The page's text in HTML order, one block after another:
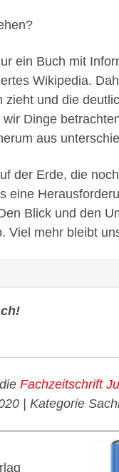
ein Buch mit
Wikipedia.
zieht und die
Dinge
aus
der Erde, die
eine
Blick und den
Viel mehr bleibt
Fachzeitschrift
| Kategorie